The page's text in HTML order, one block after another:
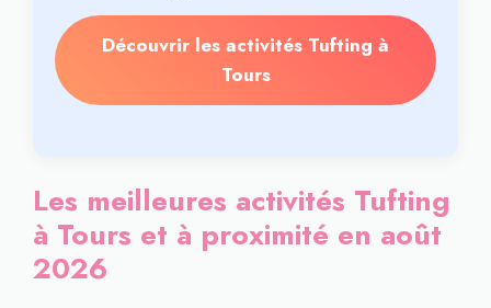
Découvrir les activités Tufting à
Tours
Les meilleures activités Tufting
à Tours et à proximité en août
2026